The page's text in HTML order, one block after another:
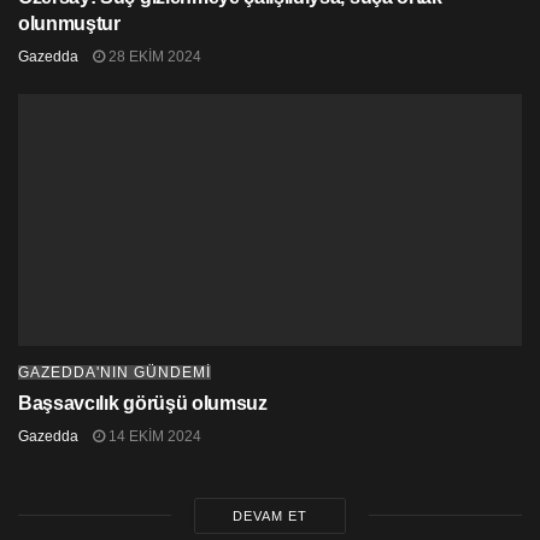
Boğdular” başlığıyla yansıtıldı.
olunmuştur
Gazedda 28 EKIM 2024
GAZEDDA'NIN GÜNDEMİ
Başsavcılık görüşü olumsuz
Gazedda 14 EKIM 2024
DEVAM ET